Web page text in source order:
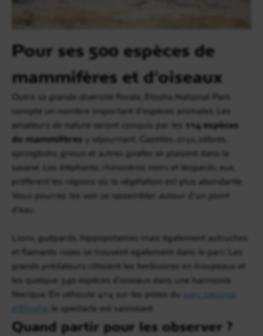
Pour ses 500 espèces de
mammifères et d’oiseaux
Outre sa grande diversité florale, Etosha National Park
compte un nombre important d’espèces animales. Les
amateurs de nature seront conquis par les
114 espèces
de mammifères y séjournant. Gazelles, oryx, zèbres,
springboks, gnous et autres girafes se plaisent dans la
savane. Les éléphants, rhinocéros noirs et léopards, eux,
préfèrent les régions où la végétation est plus abondante.
Vous pourrez les voir se rassembler autour d’un point
d’eau.
Lions, guépards, hippopotames mais également autruches
et flamants roses se trouvent également dans le parc. Les
grands prédateurs côtoient les herbivores en troupeaux et
les quelque 340 espèces d’oiseaux dans une harmonie
féerique. En véhicule 4×4 sur les pistes du
parc national
d’Etosha , le spectacle est saisissant.
Quand partir pour les observer ?